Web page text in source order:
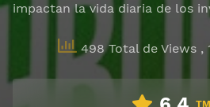
impactan la vida diaria de los
498 Total de Views ,